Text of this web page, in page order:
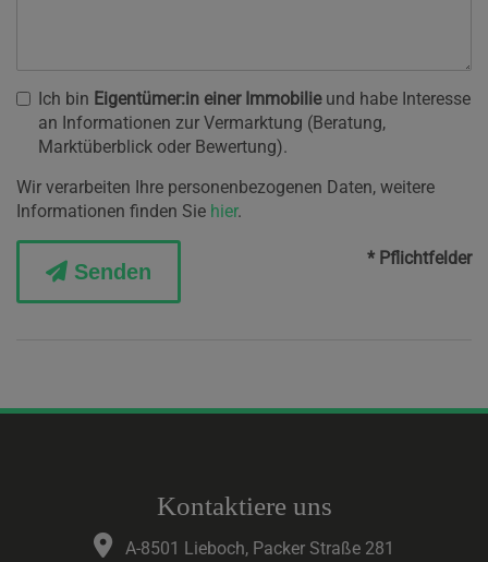
Ich bin Eigentümer:in einer Immobilieund habe Interesse
an Informationen zur Vermarktung (Beratung,
Marktüberblick oder Bewertung).
Wir verarbeiten Ihre personenbezogenen Daten, weitere
Informationen finden Sie hier.
Senden
* Pflichtfelder
Kontaktiere uns
A-8501 Lieboch, Packer Straße 281